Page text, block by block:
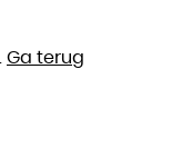
Ga terug